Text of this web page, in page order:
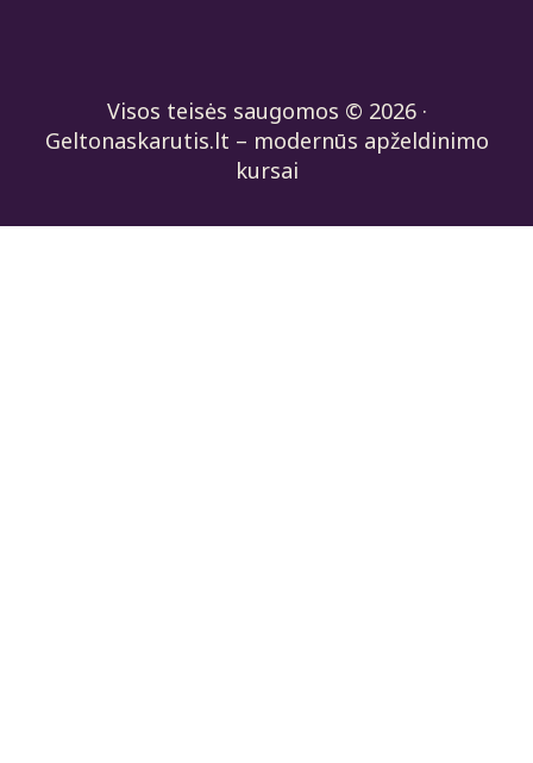
Visos teisės saugomos © 2026 ·
Geltonaskarutis.lt – modernūs apželdinimo
kursai